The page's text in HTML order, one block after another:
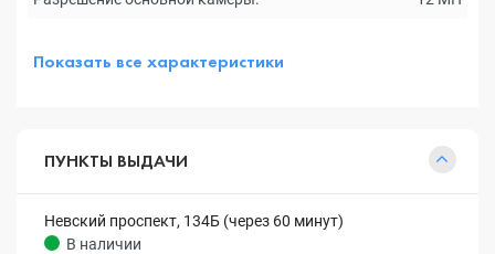
Показать все характеристики
ПУНКТЫ ВЫДАЧИ
Невский проспект, 134Б (через 60 минут)
В наличии